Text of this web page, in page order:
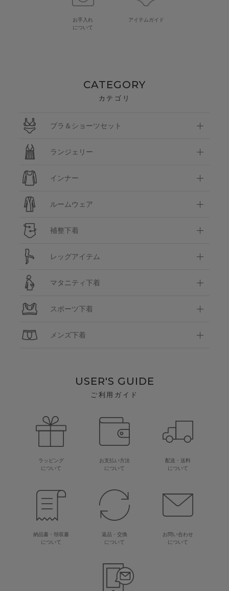
お手入れ
について
アイテムガイド
CATEGORY
カテゴリ
ブラ＆ショーツセット
ランジェリー
インナー
ルームウェア
補整下着
レッグアイテム
マタニティ下着
スポーツ下着
メンズ下着
USER'S GUIDE
ご利用ガイド
ラッピング
について
お支払い方法
について
配送・送料
について
納品書・領収書
について
返品・交換
について
お問い合わせ
について